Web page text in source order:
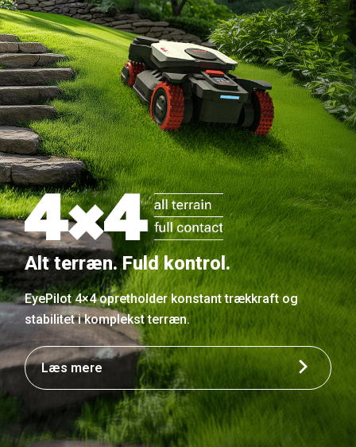
Alt terræn. Fuld kontrol.
EyePilot 4×4 opretholder konstant trækkraft og
stabilitet i komplekst terræn.
Læs mere